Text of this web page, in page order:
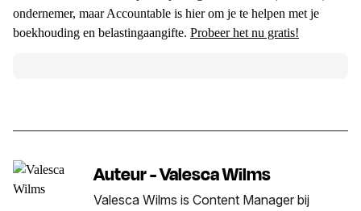
ondernemer, maar Accountable is hier om je te helpen met je
boekhouding en belastingaangifte. Probeer het nu gratis!
Auteur - Valesca Wilms
Valesca Wilms is Content Manager bij